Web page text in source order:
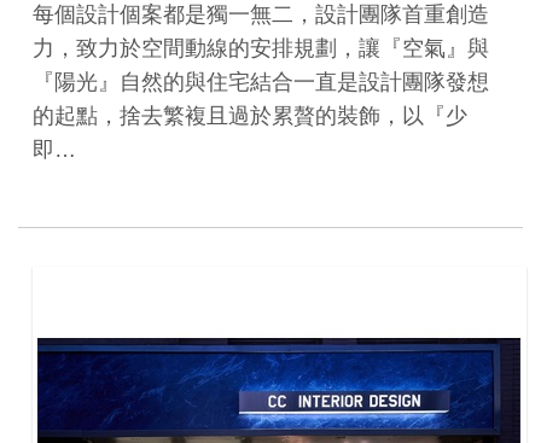
每個設計個案都是獨一無二，設計團隊首重創造
力，致力於空間動線的安排規劃，讓『空氣』與
『陽光』自然的與住宅結合一直是設計團隊發想
的起點，捨去繁複且過於累贅的裝飾，以『少
即…